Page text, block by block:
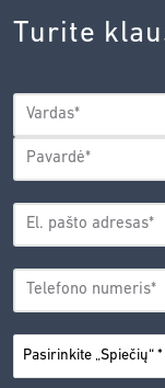
AGENTŪROS
PRIVATUMO
POLITIKA.*
Turite
VARDAS*
Vardas
EL.
ADRESAS*
TELEFONO
NUMERIS*
PASIRINKITE
„SPIEČIŲ“*